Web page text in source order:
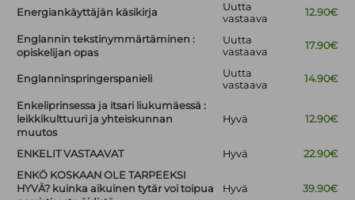
Energiankäyttäjän käsikirja
Uutta
vastaava
12.90€
Englannin tekstinymmärtäminen :
opiskelijan opas
Uutta
vastaava
17.90€
Englanninspringerspanieli
Uutta
vastaava
14.90€
Enkeliprinsessa ja itsari liukumäessä :
leikkikulttuuri ja yhteiskunnan
muutos
Hyvä 12.90€
ENKELIT VASTAAVAT Hyvä
22.90€
ENKÖ KOSKAAN OLE TARPEEKSI
HYVÄ? kuinka aikuinen tytär voi toipua
Hyvä 39.90€